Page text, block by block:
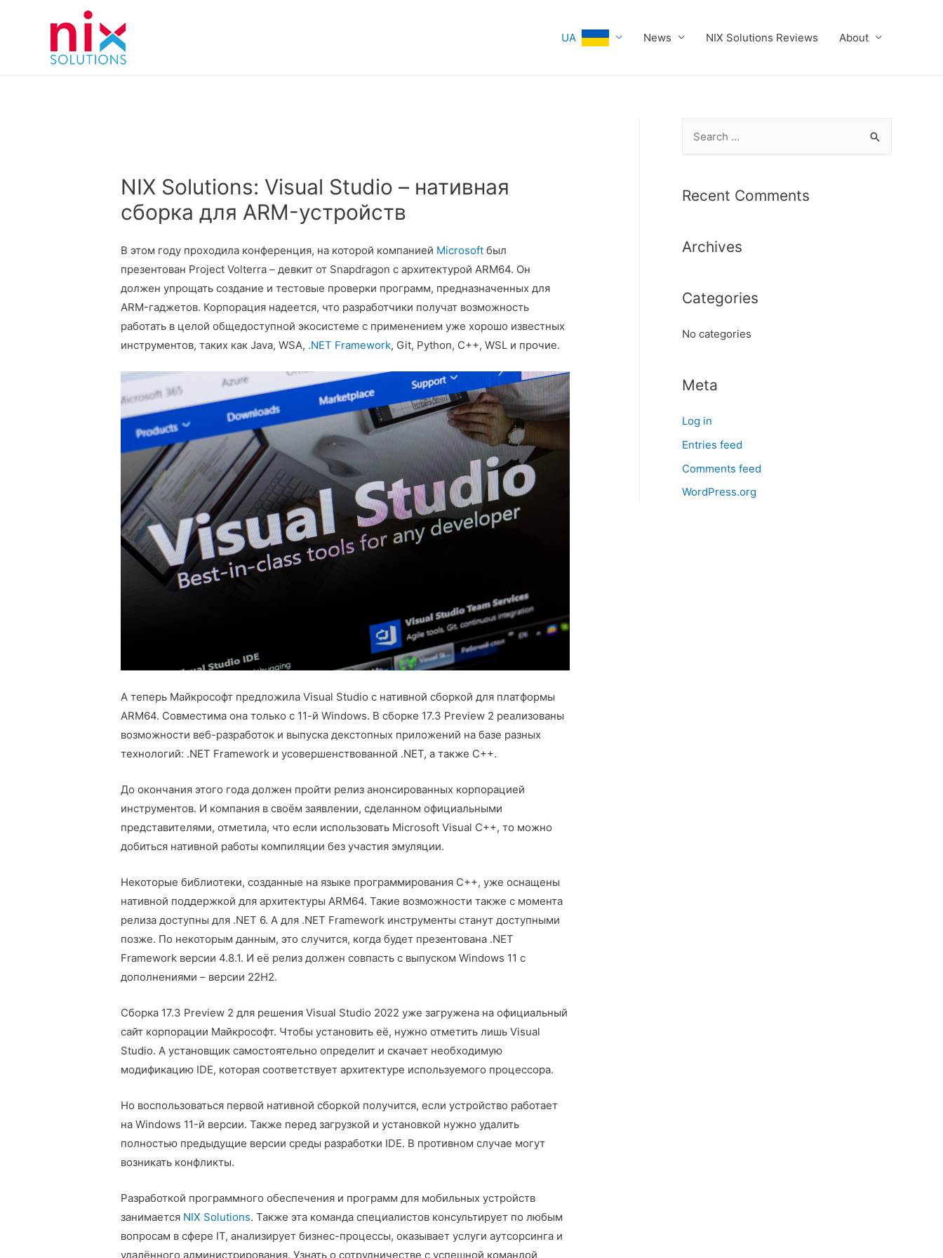
UA News NIX Solutions Reviews About
NIX Solutions: Visual Studio – нативная
сборка для ARM-устройств
В этом году проходила конференция, на которой компанией Microsoft был
презентован Project Volterra – девкит от Snapdragon с архитектурой ARM64. Он
должен упрощать создание и тестовые проверки программ, предназначенных для
ARM-гаджетов. Корпорация надеется, что разработчики получат возможность
работать в целой общедоступной экосистеме с применением уже хорошо известных
инструментов, таких как Java, WSA, .NET Framework, Git, Python, C++, WSL и прочие.
А теперь Майкрософт предложила Visual Studio с нативной сборкой для платформы
ARM64. Совместима она только с 11-й Windows. В сборке 17.3 Preview 2 реализованы
возможности веб-разработок и выпуска декстопных приложений на базе разных
технологий: .NET Framework и усовершенствованной .NET, а также C++.
До окончания этого года должен пройти релиз анонсированных корпорацией
инструментов. И компания в своём заявлении, сделанном официальными
представителями, отметила, что если использовать Microsoft Visual C++, то можно
добиться нативной работы компиляции без участия эмуляции.
Некоторые библиотеки, созданные на языке программирования C++, уже оснащены
нативной поддержкой для архитектуры ARM64. Такие возможности также с момента
релиза доступны для .NET 6. А для .NET Framework инструменты станут доступными
позже. По некоторым данным, это случится, когда будет презентована .NET
Framework версии 4.8.1. И её релиз должен совпасть с выпуском Windows 11 с
дополнениями – версии 22H2.
Сборка 17.3 Preview 2 для решения Visual Studio 2022 уже загружена на официальный
сайт корпорации Майкрософт. Чтобы установить её, нужно отметить лишь Visual
Studio. А установщик самостоятельно определит и скачает необходимую
модификацию IDE, которая соответствует архитектуре используемого процессора.
Но воспользоваться первой нативной сборкой получится, если устройство работает
на Windows 11-й версии. Также перед загрузкой и установкой нужно удалить
полностью предыдущие версии среды разработки IDE. В противном случае могут
возникать конфликты.
Разработкой программного обеспечения и программ для мобильных устройств
занимается NIX Solutions. Также эта команда специалистов консультирует по любым
вопросам в сфере IT, анализирует бизнес-процессы, оказывает услуги аутсорсинга и
удалённого администрирования. Узнать о сотрудничестве с успешной командой
r
f
r
Recent Comments
Archives
Categories
No categories
Meta
Log in
Entries feed
Comments feed
WordPress.org